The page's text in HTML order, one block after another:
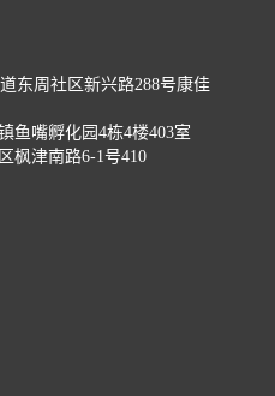
东周社区新兴路288号康佳
鱼嘴孵化园4栋4楼403室
枫津南路6-1号410